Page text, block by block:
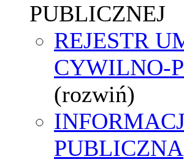
PUBLICZNEJ
REJESTR
CYWILNO-
(rozwiń)
PUBLICZNA